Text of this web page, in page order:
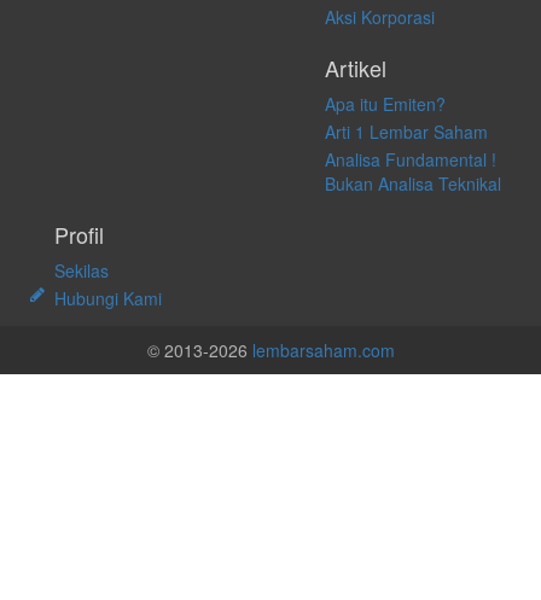
Aksi Korporasi
Artikel
Apa itu Emiten?
Arti 1 Lembar Saham
Analisa Fundamental !
Bukan Analisa Teknikal
Profil
Sekilas
Hubungi Kami
© 2013-2026 lembarsaham.com